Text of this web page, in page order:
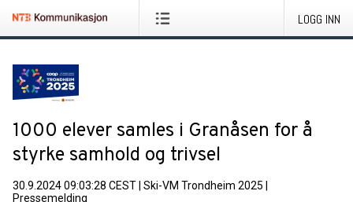
LOGG INN
1000 elever samles i Granåsen for å
styrke samhold og trivsel
30.9.2024 09:03:28 CEST Ski-VM Trondheim 2025
Pressemelding